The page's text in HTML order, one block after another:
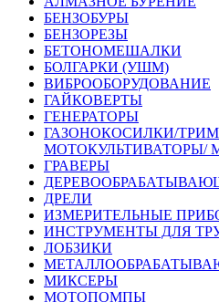
БЕНЗОБУРЫ
БЕНЗОРЕЗЫ
БЕТОНОМЕШАЛКИ
БОЛГАРКИ (УШМ)
ВИБРООБОРУДОВАНИЕ
ГАЙКОВЕРТЫ
ГЕНЕРАТОРЫ
ГАЗОНОКОСИЛКИ/
МОТОКУЛЬТИВАТОРЫ/
ГРАВЕРЫ
ДРЕЛИ
ИЗМЕРИТЕЛЬНЫЕ
ИНСТРУМЕНТЫ ДЛЯ
ЛОБЗИКИ
МИКСЕРЫ
МОТОПОМПЫ